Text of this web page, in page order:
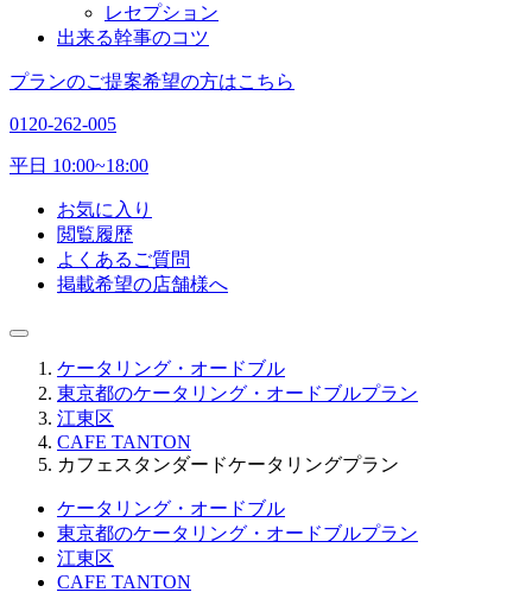
レセプション
出来る幹事のコツ
プランのご提案希望の方はこちら
0120-262-005
平日 10:00~18:00
お気に入り
閲覧履歴
よくあるご質問
掲載希望の店舗様へ
ケータリング・オードブル
東京都のケータリング・オードブルプラン
江東区
CAFE TANTON
カフェスタンダードケータリングプラン
ケータリング・オードブル
東京都のケータリング・オードブルプラン
江東区
CAFE TANTON